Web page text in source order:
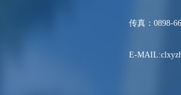
传真：0898-
E-